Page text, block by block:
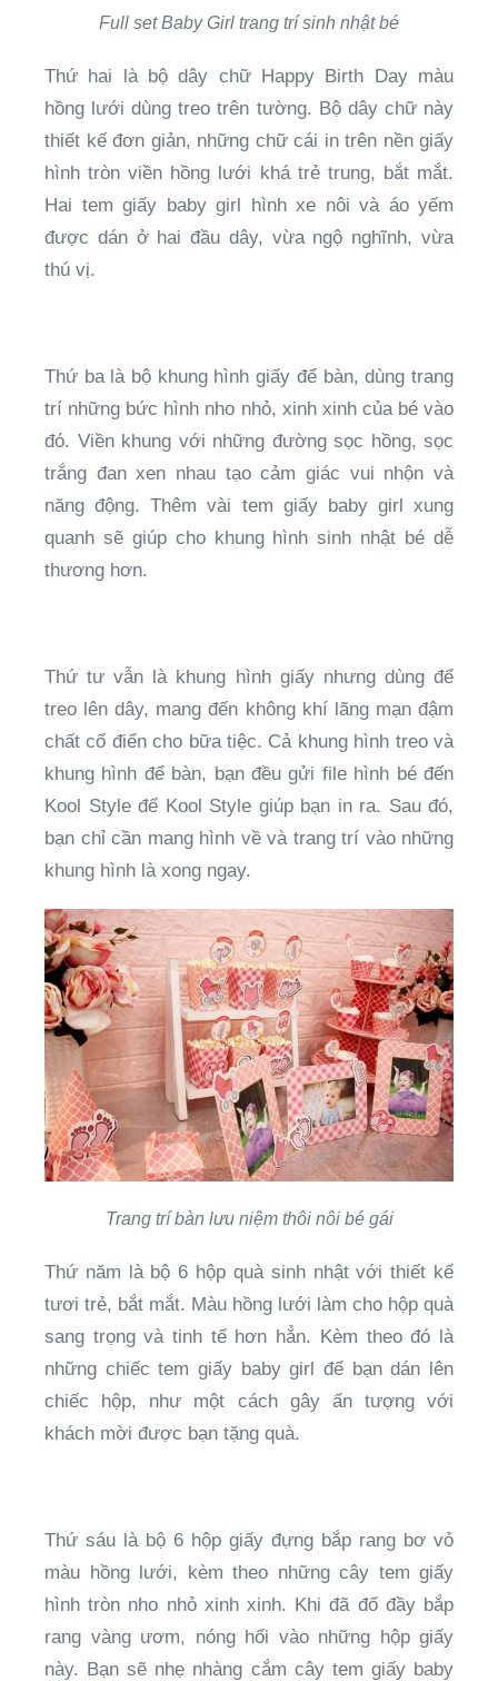
Full set Baby Girl trang trí sinh nhật bé
Thứ hai là bộ dây chữ Happy Birth Day màu
hồng lưới dùng treo trên tường. Bộ dây chữ này
thiết kế đơn giản, những chữ cái in trên nền giấy
hình tròn viền hồng lưới khá trẻ trung, bắt mắt.
Hai tem giấy baby girl hình xe nôi và áo yếm
được dán ở hai đầu dây, vừa ngộ nghĩnh, vừa
thú vị.
Thứ ba là bộ khung hình giấy để bàn, dùng trang
trí những bức hình nho nhỏ, xinh xinh của bé vào
đó. Viền khung với những đường sọc hồng, sọc
trắng đan xen nhau tạo cảm giác vui nhộn và
năng động. Thêm vài tem giấy baby girl xung
quanh sẽ giúp cho khung hình sinh nhật bé dễ
thương hơn.
Thứ tư vẫn là khung hình giấy nhưng dùng để
treo lên dây, mang đến không khí lãng mạn đậm
chất cổ điển cho bữa tiệc. Cả khung hình treo và
khung hình để bàn, bạn đều gửi file hình bé đến
Kool Style để Kool Style giúp bạn in ra. Sau đó,
bạn chỉ cần mang hình về và trang trí vào những
khung hình là xong ngay.
Trang trí bàn lưu niệm thôi nôi bé gái
Thứ năm là bộ 6 hộp quà sinh nhật với thiết kế
tươi trẻ, bắt mắt. Màu hồng lưới làm cho hộp quà
sang trọng và tinh tế hơn hẳn. Kèm theo đó là
những chiếc tem giấy baby girl để bạn dán lên
chiếc hộp, như một cách gây ấn tượng với
khách mời được bạn tặng quà.
Thứ sáu là bộ 6 hộp giấy đựng bắp rang bơ vỏ
màu hồng lưới, kèm theo những cây tem giấy
hình tròn nho nhỏ xinh xinh. Khi đã đổ đầy bắp
rang vàng ươm, nóng hổi vào những hộp giấy
này. Bạn sẽ nhẹ nhàng cắm cây tem giấy baby